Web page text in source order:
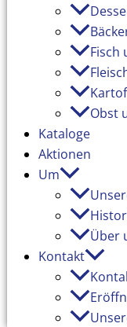
Fisch
Obst
Kataloge
Aktionen
Um
Über
Kontakt